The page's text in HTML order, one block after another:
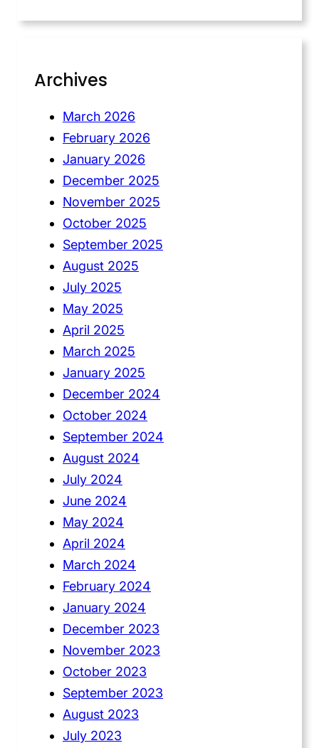
Archives
March 2026
February 2026
January 2026
December 2025
November 2025
October 2025
September 2025
August 2025
July 2025
May 2025
April 2025
March 2025
January 2025
December 2024
October 2024
September 2024
August 2024
July 2024
June 2024
May 2024
April 2024
March 2024
February 2024
January 2024
December 2023
November 2023
October 2023
September 2023
August 2023
July 2023